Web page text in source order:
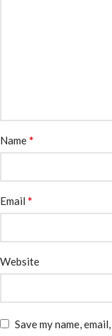
Name*
Email *
Website
Save my name,